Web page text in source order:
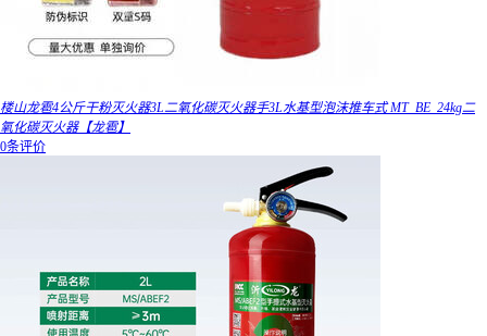
楼山龙雹4公斤干粉灭火器3L二氧化碳灭火器手3L水基型泡沫推车式 MT_BE_24kg二
氧化碳灭火器【龙雹】
0条评价